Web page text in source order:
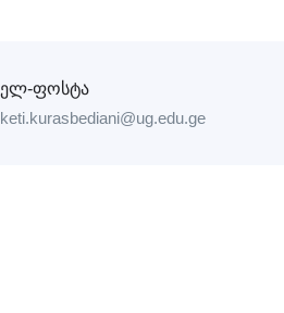
ელ-ფოსტა
keti.kurasbediani@ug.edu.ge